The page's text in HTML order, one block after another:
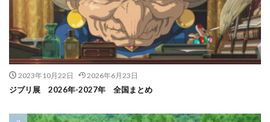
2023年10月22日 2026年6月23日
ジブリ展 2026年-2027年 全国まとめ